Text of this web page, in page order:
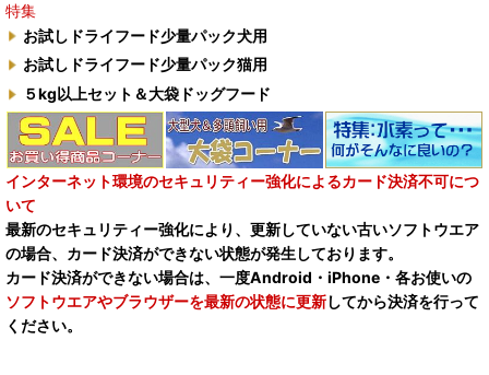
特集
お試しドライフード少量パック犬用
お試しドライフード少量パック猫用
５kg以上セット＆大袋ドッグフード
インターネット環境のセキュリティー強化によるカード決済不可につ
いて
最新のセキュリティー強化により、更新していない古いソフトウエア
の場合、カード決済ができない状態が発生しております。
カード決済ができない場合は、一度Android・iPhone・各お使いの
ソフトウエアやブラウザーを最新の状態に更新してから決済を行って
ください。